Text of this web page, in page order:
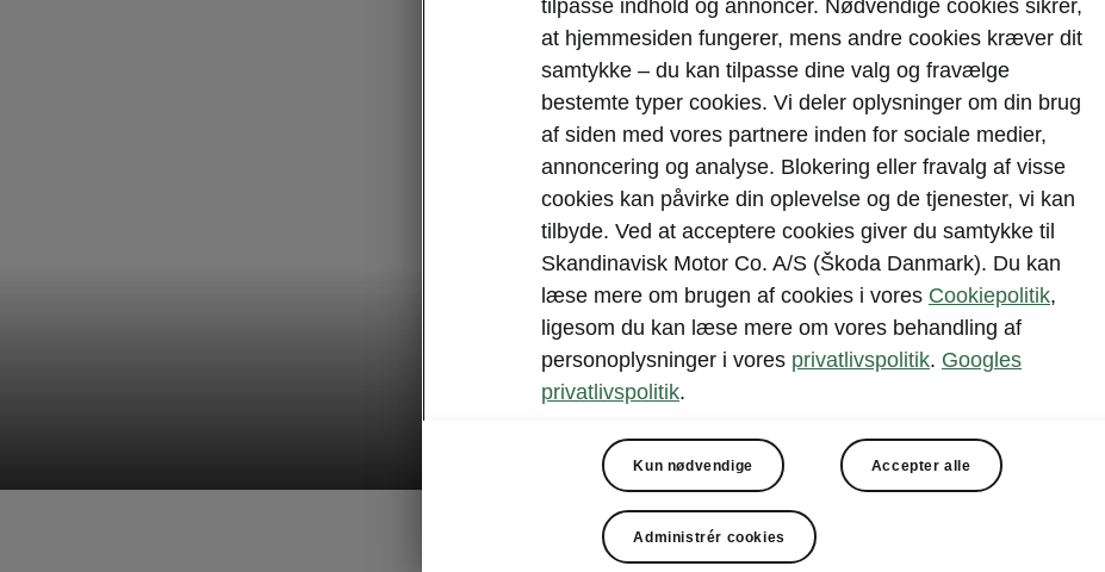
Škoda Scalas design
tilpasse indhold og annoncer. Nødvendige cookies sikrer,
at hjemmesiden fungerer, mens andre cookies kræver dit
samtykke – du kan tilpasse dine valg og fravælge
bestemte typer cookies. Vi deler oplysninger om din brug
af siden med vores partnere inden for sociale medier,
annoncering og analyse. Blokering eller fravalg af visse
cookies kan påvirke din oplevelse og de tjenester, vi kan
tilbyde. Ved at acceptere cookies giver du samtykke til
Skandinavisk Motor Co. A/S (Škoda Danmark). Du kan
læse mere om brugen af cookies i vores Cookiepolitik,
ligesom du kan læse mere om vores behandling af
personoplysninger i vores privatlivspolitik. Googles
privatlivspolitik.
Kun nødvendige Accepter alle
Administrér cookies